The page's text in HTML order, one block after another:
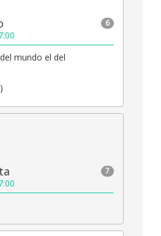
6
mundo el del
7